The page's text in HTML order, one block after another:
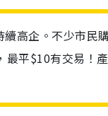
高企。不少市民
平$10有交易！